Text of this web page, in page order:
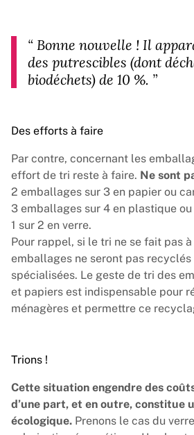
“ Bonne nouvelle ! Il
des putrescibles (dont
biodéchets) de 10 %. ”
Des efforts à faire
Par contre, concernant les
effort de tri reste à faire. Ne sont
2 emballages sur 3 en papier ou
3 emballages sur 4 en plastique
1 sur 2 en verre.
Pour rappel, si le tri ne se fait pas
emballages ne seront pas
spécialisées. Le geste de tri des
et papiers est indispensable pour
ménagères et permettre ce
Trions !
Cette situation engendre des
d’une part, et en outre, constitue
écologique. Prenons le cas du